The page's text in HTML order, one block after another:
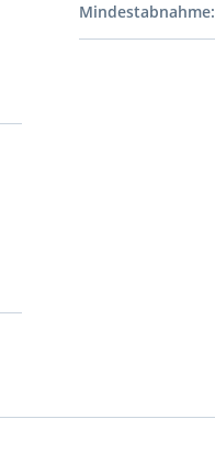
Mindestabnahme: